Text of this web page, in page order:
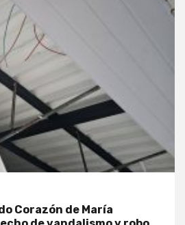
Corazón de María